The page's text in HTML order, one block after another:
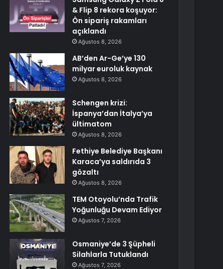
& Flip 8 rekora koşuyor:
Ön sipariş rakamları
açıklandı
Ağustos 8, 2026
AB’den Ar-Ge’ye 130
milyar euroluk kaynak
Ağustos 8, 2026
Schengen krizi:
İspanya’dan İtalya’ya
ültimatom
Ağustos 8, 2026
Fethiye Belediye Başkanı
Karaca’ya saldırıda 3
gözaltı
Ağustos 8, 2026
TEM Otoyolu’nda Trafik
Yoğunluğu Devam Ediyor
Ağustos 7, 2026
Osmaniye’de 3 Şüpheli
Silahlarla Tutuklandı
Ağustos 7, 2026